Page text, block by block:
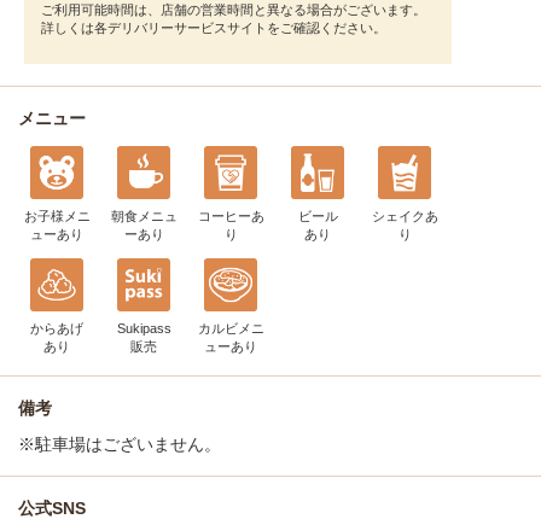
ご利用可能時間は、店舗の営業時間と異なる場合がございます。
詳しくは各デリバリーサービスサイトをご確認ください。
メニュー
お子様メニ
ューあり
朝食メニュ
ーあり
コーヒーあ
り
ビール
あり
シェイク あ
り
からあげ
あり
Sukipass
販売
カルビメニ
ューあり
備考
※駐車場はございません。
公式SNS